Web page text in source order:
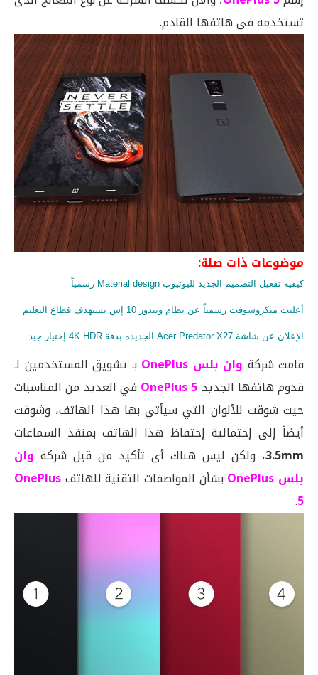
تستخدمه فى هاتفها القادم.
موضوعات ذات صلة:
كيفية تفعيل التصميم الجديد لليوتيوب Material design رسمياً
أعلنت ميكروسوفت رسمياً عن نظام ويندوز 10 إس يستهدف قطاع التعليم
قامت شركة وان بلس OnePlus
بـ تشويق المستخدمين لـ
قدوم هاتفها الجديد OnePlus 5 في العديد من المناسبات
حيث شوقت للألوان التي سيأتي بها هذا الهاتف، وشوقت
أيضاً إلى إحتمالية إحتفاظ هذا الهاتف بمنفذ السماعات
3.5mm، ولكن ليس هناك أى تأكيد من قبل شركة وان
بلس OnePlus
بشأن المواصفات التقنية للهاتفOnePlus
5
.